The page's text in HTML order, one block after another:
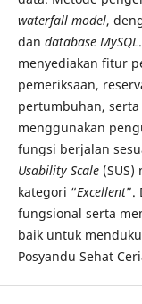
waterfall model,
dan database MySQL
menyediakan fitur
pemeriksaan,
pertumbuhan,
menggunakan
fungsi berjalan
Usability Scale(SUS)
kategori “Excellent”.
fungsional serta
baik untuk
Posyandu Sehat